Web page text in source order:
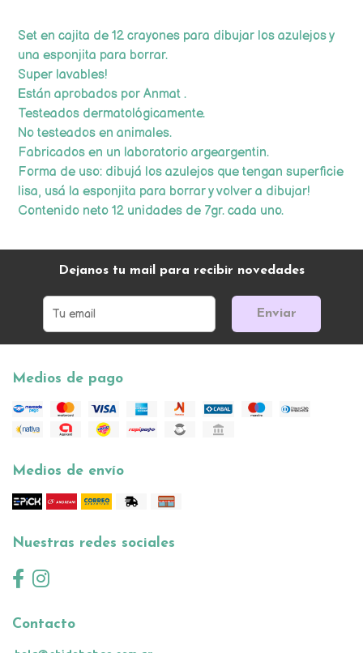
Set en cajita de 12 crayones para dibujar los azulejos y
una esponjita para borrar.
Super lavables!
Están aprobados por Anmat .
Testeados dermatológicamente.
No testeados en animales.
Fabricados en un laboratorio argeargentin.
Forma de uso: dibujá los azulejos que tengan superficie
lisa, usá la esponjita para borrar y volver a dibujar!
Contenido neto 12 unidades de 7gr. cada uno.
Dejanos tu mail para recibir novedades
Enviar
Medios de pago
Medios de envío
Nuestras redes sociales
Contacto